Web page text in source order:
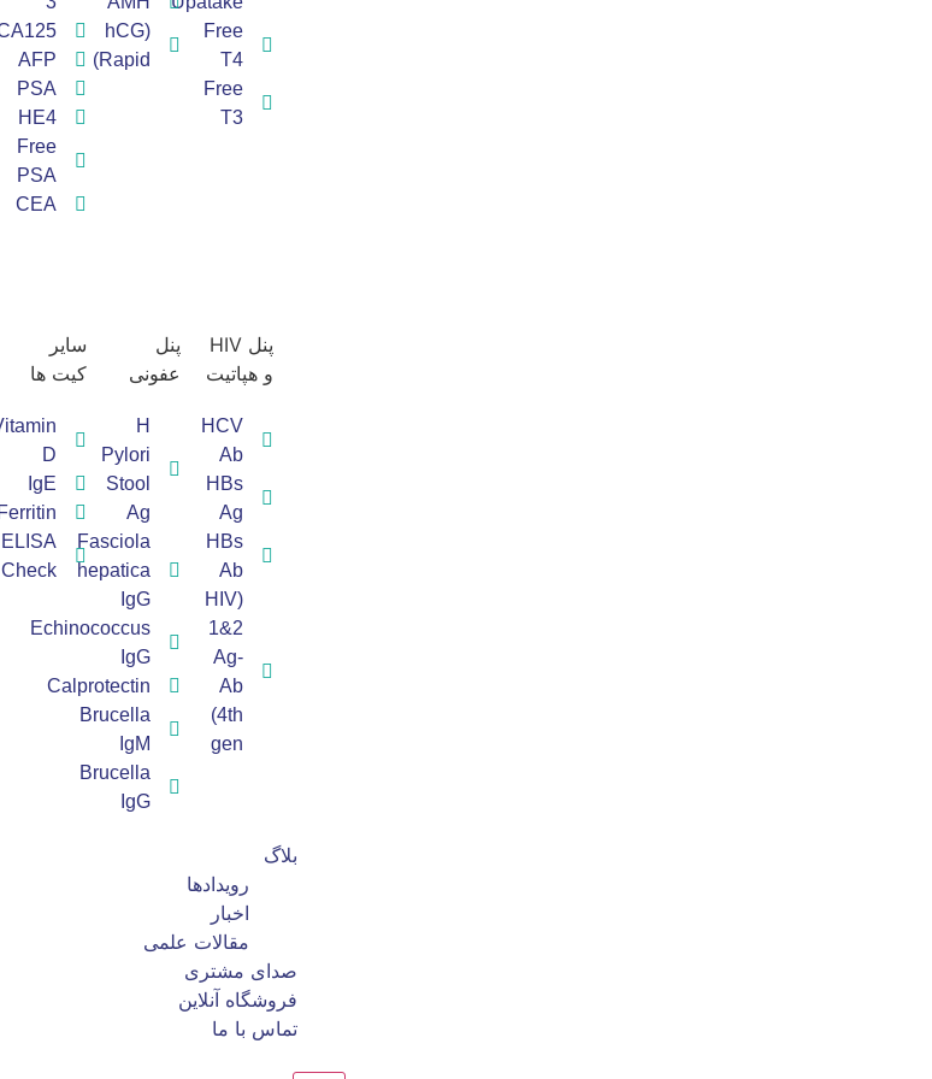
Free
T4
Free
T3
(hCG
(Rapid
AFP
PSA
HE4
Free
PSA
CEA
پنل HIV
و هپاتیت
HCV
Ab
HBs
Ag
HBs
Ab
(HIV
1&2
Ag-
Ab
(4th
gen
پنل
عفونی
H
Pylori
Stool
Ag
Fasciola
hepatica
IgG
Echinococcus
IgG
Calprotectin
Brucella
IgM
Brucella
IgG
سایر
کیت ها
D
IgE
Ferritin
ELISA
Check
بلاگ
رویدادها
اخبار
مقالات علمی
صدای مشتری
فروشگاه آنلاین
تماس با ما